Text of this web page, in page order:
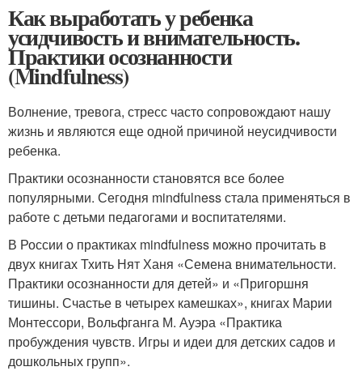
Как выработать у ребенка
усидчивость и внимательность.
Практики осознанности
(Mindfulness)
Волнение, тревога, стресс часто сопровождают нашу
жизнь и являются еще одной причиной неусидчивости
ребенка.
Практики осознанности становятся все более
популярными. Сегодня mindfulness стала применяться в
работе с детьми педагогами и воспитателями.
В России о практиках mindfulness можно прочитать в
двух книгах Тхить Нят Ханя «Семена внимательности.
Практики осознанности для детей» и «Пригоршня
тишины. Счастье в четырех камешках», книгах Марии
Монтессори, Вольфганга М. Ауэра «Практика
пробуждения чувств. Игры и идеи для детских садов и
дошкольных групп».